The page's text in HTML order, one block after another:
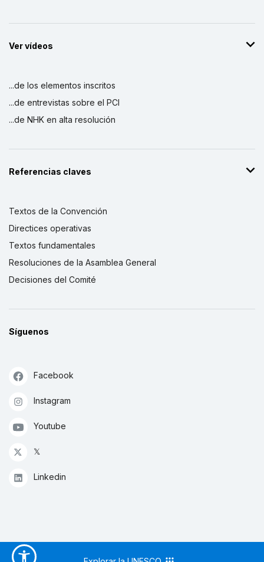
Ver vídeos
...de los elementos inscritos
...de entrevistas sobre el PCI
...de NHK en alta resolución
Referencias claves
Textos de la Convención
Directices operativas
Textos fundamentales
Resoluciones de la Asamblea General
Decisiones del Comité
Síguenos
Facebook
Instagram
Youtube
𝕏
Linkedin